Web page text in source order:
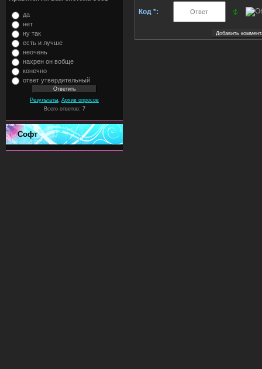
да
нет
ну так
есть и лучше
неочень
нахрен он вобще
конечно
ответ утвердительный
Результаты Архив опросов
Всего ответов: 7
Софт
Код *: